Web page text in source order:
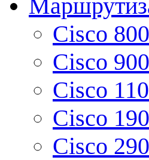
Cisco
Cisco
Cisco
Cisco
Cisco